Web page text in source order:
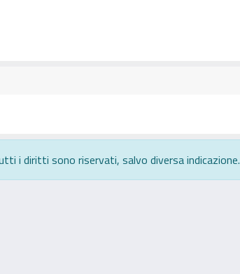
i diritti sono riservati, salvo diversa indicazione.